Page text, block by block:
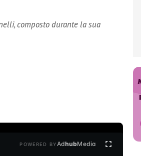
composto durante la sua
POWERED BYAdhubMedia